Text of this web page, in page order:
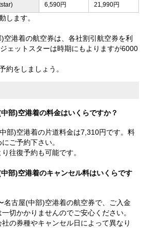
6,590円 21,990円
します。
港着の航空券は、各社割引航空券を利
ェットスターは時期にもよりますが6000
約をしましょう。
部)空港着の料金はいくらですか？
部)空港着の片道料金は7,310円です。料
ご予約下さい。
往復予約も可能です。
部)空港着のキャンセル料はいくらです
名古屋(中部)空港着の航空券で、ご入金
切かかりませんのでご安心ください。
の券種やキャンセル日によって異なり